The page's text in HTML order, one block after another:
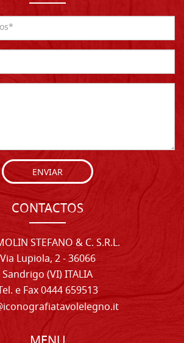
ENVIAR
CONTACTOS
STEFANO & C. S.R.L.
Via Lupiola, 2 - 36066
Sandrigo (VI) ITALIA
e Fax 0444 659513